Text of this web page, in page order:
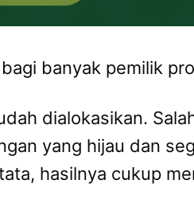
banyak pemilik
dialokasikan.
yang hijau dan
hasilnya cukup